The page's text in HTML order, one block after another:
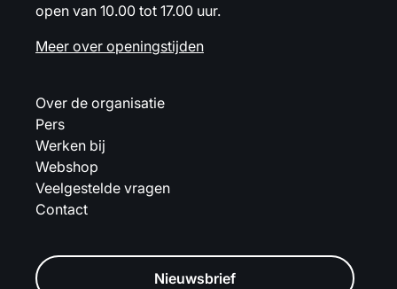
open van 10.00 tot 17.00 uur.
Meer over openingstijden
Over de organisatie
Pers
Werken bij
Webshop
Veelgestelde vragen
Contact
Nieuwsbrief